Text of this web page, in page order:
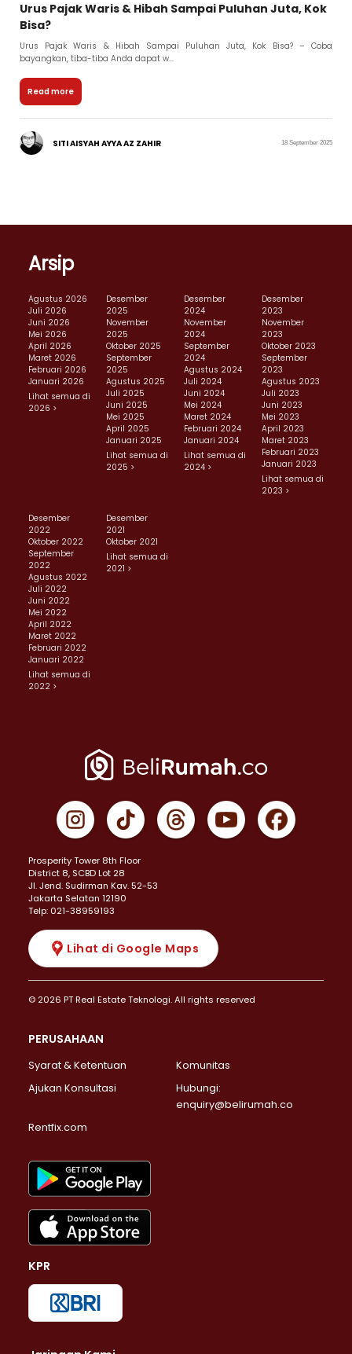
Urus Pajak Waris & Hibah Sampai Puluhan Juta, Kok
Bisa?
Urus Pajak Waris & Hibah Sampai Puluhan Juta, Kok Bisa? – Coba
bayangkan, tiba-tiba Anda dapat w...
Read more
SITI AISYAH AYYA AZ ZAHIR 18 September 2025
Arsip
Agustus 2026
Juli 2026
Juni 2026
Mei 2026
April 2026
Maret 2026
Februari 2026
Januari 2026
Lihat semua di
2026 >
Desember
2025
November
2025
Oktober 2025
September
2025
Agustus 2025
Juli 2025
Juni 2025
Mei 2025
April 2025
Januari 2025
Lihat semua di
2025 >
Desember
2024
November
2024
September
2024
Agustus 2024
Juli 2024
Juni 2024
Mei 2024
Maret 2024
Februari 2024
Januari 2024
Lihat semua di
2024 >
Desember
2023
November
2023
Oktober 2023
September
2023
Agustus 2023
Juli 2023
Juni 2023
Mei 2023
April 2023
Maret 2023
Februari 2023
Januari 2023
Lihat semua di
2023 >
Desember
2022
Oktober 2022
September
2022
Agustus 2022
Juli 2022
Juni 2022
Mei 2022
April 2022
Maret 2022
Februari 2022
Januari 2022
Lihat semua di
2022 >
Desember
2021
Oktober 2021
Lihat semua di
2021 >
Prosperity Tower 8th Floor
District 8, SCBD Lot 28
JI. Jend. Sudirman Kav. 52-53
Jakarta Selatan 12190
Telp: 021-38959193
Lihat di Google Maps
© 2026 PT Real Estate Teknologi. All rights reserved
PERUSAHAAN
Syarat & Ketentuan
Komunitas
Ajukan Konsultasi
Hubungi:
enquiry@belirumah.co
Rentfix.com
KPR